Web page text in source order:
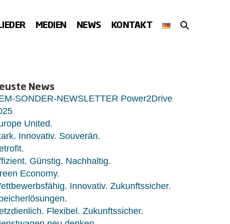
MEDIEN NEWS KONTAKT
SUCHE-
News
SONDER-NEWSLETTER Power2Drive
United.
Innovativ. Souverän.
Günstig. Nachhaltig.
Economy.
Innovativ. Zukunftssicher.
Flexibel. Zukunftssicher.